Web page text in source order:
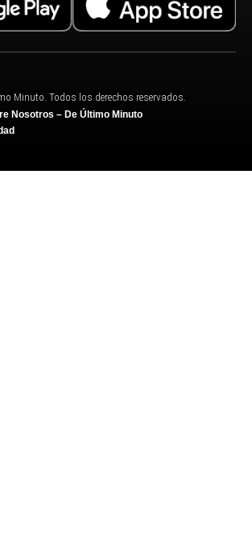
Minuto. Todos los derechos reservados.
Nosotros – De Último Minuto